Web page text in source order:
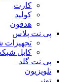
کارت
کولپد
هدفون
پی نت پلاس
تجهیزات
کابل
پی نت گلد
تلویزیون
تونر